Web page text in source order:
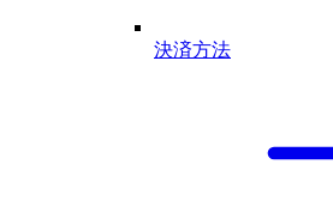
決済方法